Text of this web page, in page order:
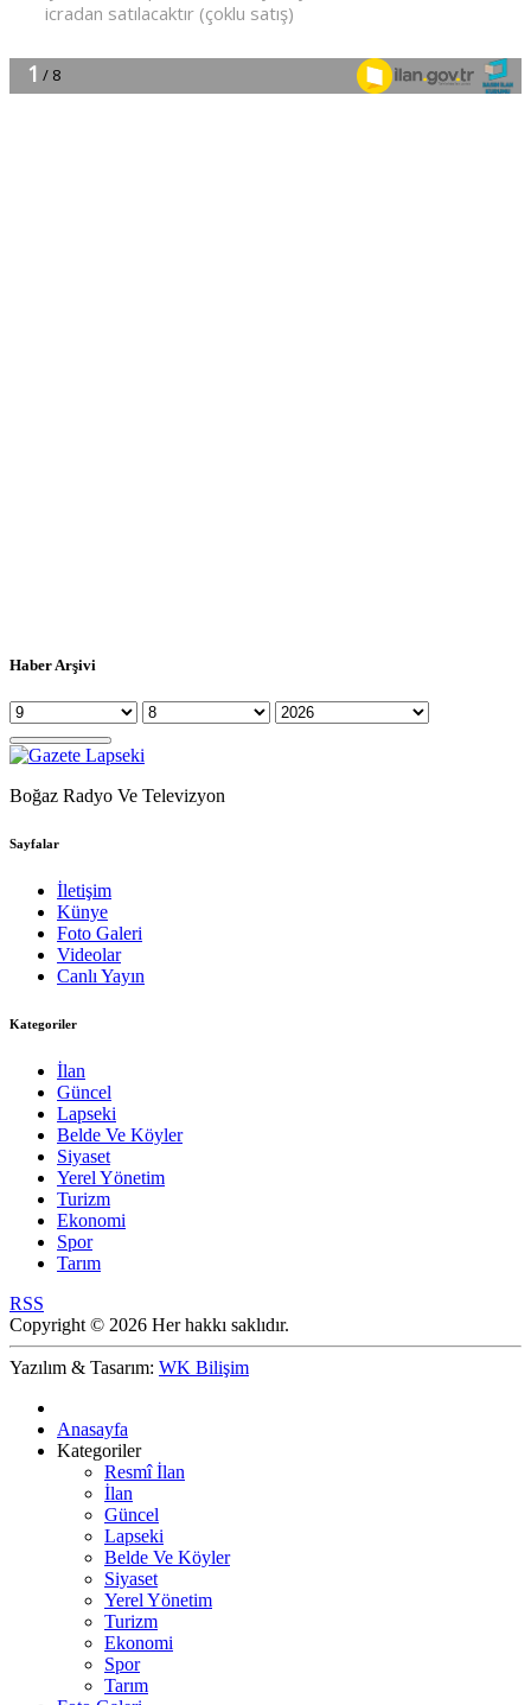
Haber Arşivi
Boğaz Radyo Ve Televizyon
Sayfalar
İletişim
Künye
Foto Galeri
Videolar
Canlı Yayın
Kategoriler
İlan
Güncel
Lapseki
Belde Ve Köyler
Siyaset
Yerel Yönetim
Turizm
Ekonomi
Spor
Tarım
RSS
Copyright © 2026 Her hakkı saklıdır.
Yazılım & Tasarım: WK Bilişim
Anasayfa
Kategoriler
Resmî İlan
İlan
Güncel
Lapseki
Belde Ve Köyler
Siyaset
Yerel Yönetim
Turizm
Ekonomi
Spor
Tarım